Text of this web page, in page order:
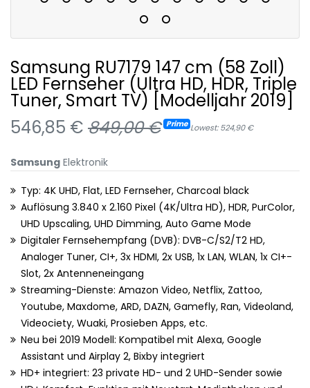
Samsung RU7179 147 cm (58 Zoll)
LED Fernseher (Ultra HD, HDR, Triple
Tuner, Smart TV) [Modelljahr 2019]
546,85 € 849,00 € Prime Lowest: 524,90 €
Samsung Elektronik
Typ: 4K UHD, Flat, LED Fernseher, Charcoal black
Auflösung 3.840 x 2.160 Pixel (4K/Ultra HD), HDR, PurColor,
UHD Upscaling, UHD Dimming, Auto Game Mode
Digitaler Fernsehempfang (DVB): DVB-C/S2/T2 HD,
Analoger Tuner, CI+, 3x HDMI, 2x USB, 1x LAN, WLAN, 1x CI+-
Slot, 2x Antenneneingang
Streaming-Dienste: Amazon Video, Netflix, Zattoo,
Youtube, Maxdome, ARD, DAZN, Gamefly, Ran, Videoland,
Videociety, Wuaki, Prosieben Apps, etc.
Neu bei 2019 Modell: Kompatibel mit Alexa, Google
Assistant und Airplay 2, Bixby integriert
HD+ integriert: 23 private HD- und 2 UHD-Sender sowie